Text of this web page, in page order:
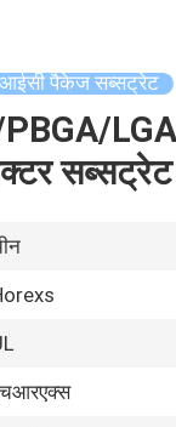
आईसी पैकेज सब्सट्रेट
PBGA/
सब्सट्रेट